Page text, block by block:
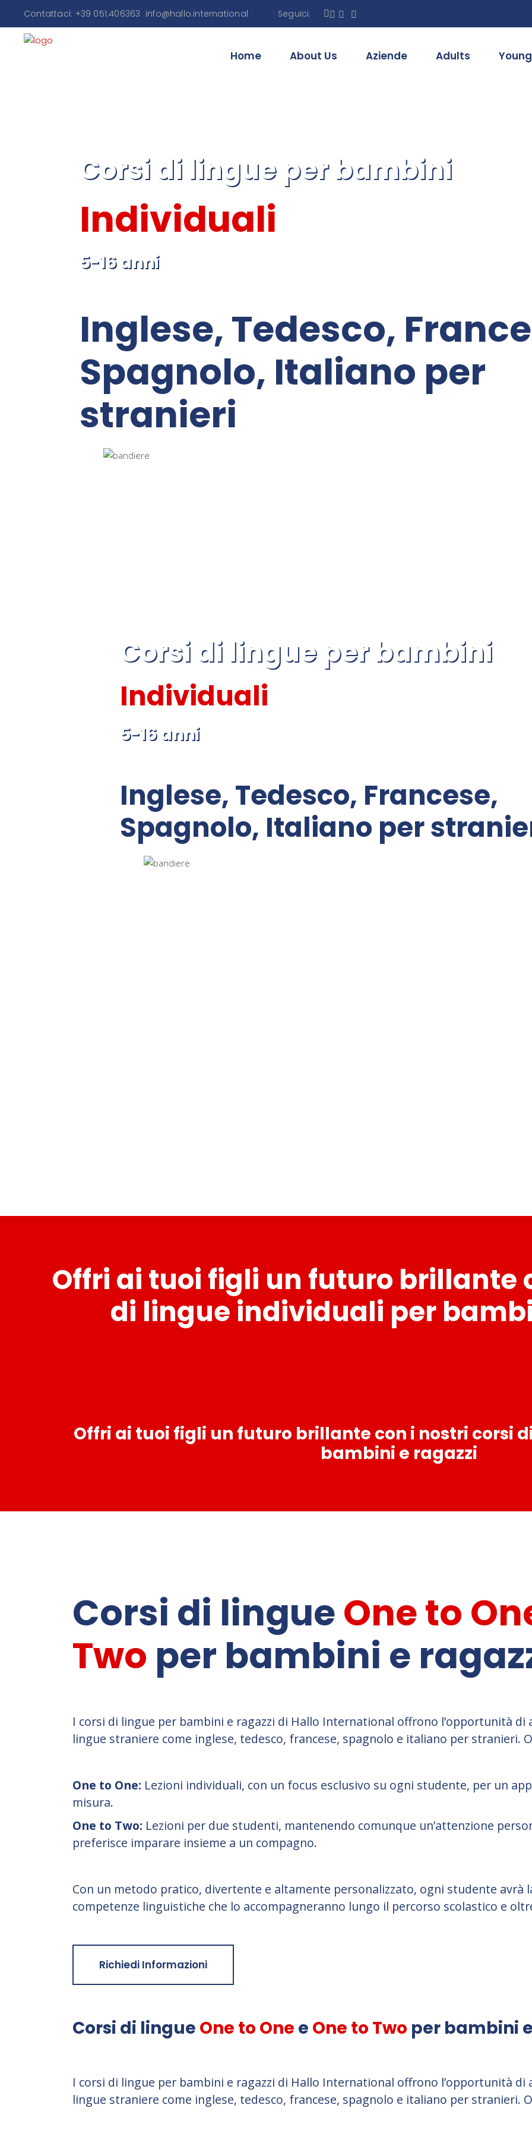
Contattaci: +39 051.406363 info@hallo.international Seguici:
Home About Us Aziende Adults
Corsi di lingue per bambini
Individuali
5-16 anni
Inglese, Tedesco,
Spagnolo, Italiano per
stranieri
Corsi di lingue per bambini
Individuali
5-16 anni
Inglese, Tedesco, Francese,
Spagnolo, Italiano per
Offri ai tuoi figli un futuro brillante
di lingue individuali per
Offri ai tuoi figli un futuro brillante con i nostri corsi
bambini e ragazzi
Corsi di lingueOne to
Two per bambini e
I corsi di lingue per bambini e ragazzi di Hallo International offrono l’opportunità di
lingue straniere come inglese, tedesco, francese, spagnolo e italiano per stranieri.
One to One: Lezioni individuali, con un focus esclusivo su ogni studente, per un
misura.
One to Two: Lezioni per due studenti, mantenendo comunque un’attenzione
preferisce imparare insieme a un compagno.
Con un metodo pratico, divertente e altamente personalizzato, ogni studente avrà
competenze linguistiche che lo accompagneranno lungo il percorso scolastico e
Richiedi Informazioni
Corsi di lingue One to One e One to Two per bambini
I corsi di lingue per bambini e ragazzi di Hallo International offrono l’opportunità di
lingue straniere come inglese, tedesco, francese, spagnolo e italiano per stranieri.